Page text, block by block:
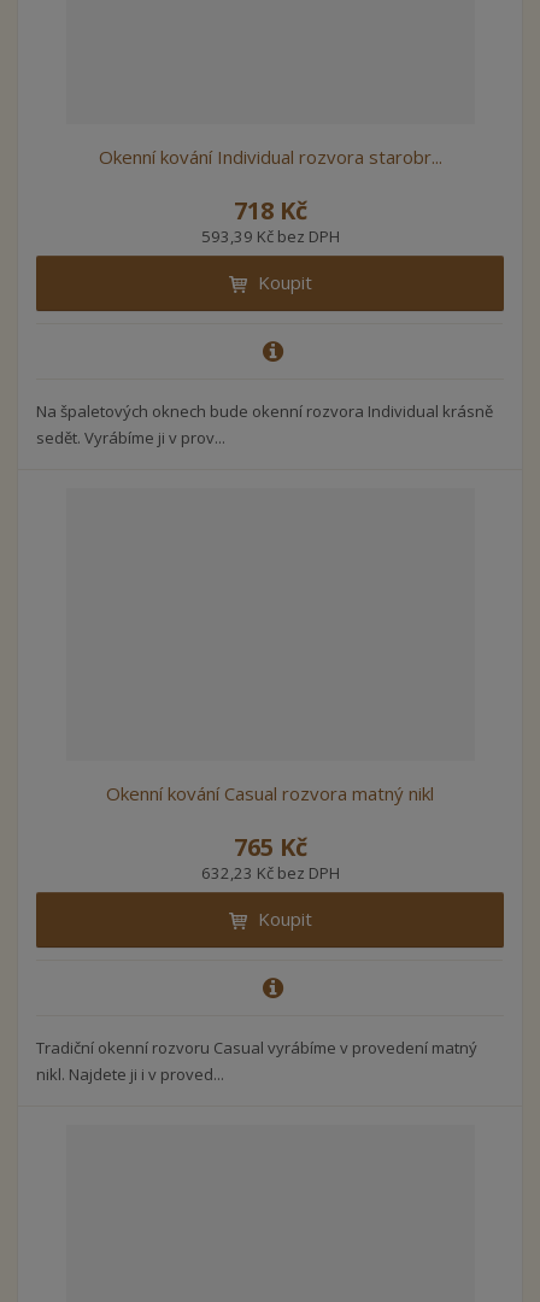
Okenní kování Individual rozvora starobr...
718 Kč
593,39 Kč bez DPH
Koupit
Na špaletových oknech bude okenní rozvora Individual krásně
sedět. Vyrábíme ji v prov...
Okenní kování Casual rozvora matný nikl
765 Kč
632,23 Kč bez DPH
Koupit
Tradiční okenní rozvoru Casual vyrábíme v provedení matný
nikl. Najdete ji i v proved...